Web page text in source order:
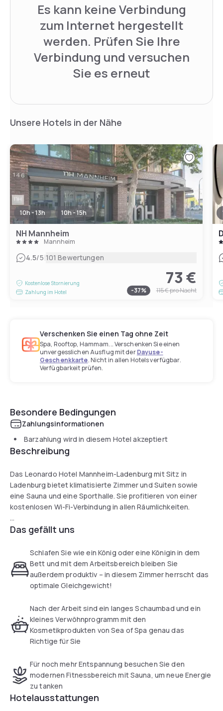
Es kann keine Verbindung
zum Internet hergestellt
werden. Prüfen Sie Ihre
Verbindung und versuchen
Sie es erneut
Unsere Hotels in der Nähe
10h - 13h 10h - 15h
NH Mannheim
Mannheim
4.5/5|101 Bewertungen
Kostenlose Stornierung
Zahlung im Hotel
73 €
-37% 115 €pro Nacht
Verschenken Sie einen Tag ohne Zeit
Spa, Rooftop, Hammam... Verschenken Sie einen
unvergesslichen Ausflug mit derDayuse-
Geschenkkarte. Nicht in allen Hotels verfügbar.
Verfügbarkeit prüfen.
Besondere Bedingungen
Zahlungsinformationen
Barzahlung wird in diesem Hotel akzeptiert
Beschreibung
Das Leonardo Hotel Mannheim-Ladenburg mit Sitz in
Ladenburg bietet klimatisierte Zimmer und Suiten sowie
eine Sauna und eine Sporthalle. Sie profitieren von einer
kostenlosen Wi-Fi-Verbindung in allen Räumlichkeiten.
Die Zimmer des Leonardo Hotel Mannheim-Ladenburg sind
ausgestattet, um Ihnen einen erholsamen Schlaf zu
garantieren. Einige von ihnen beinhalten auch eine Lounge.
Das Restaurant Trajan serviert frisch zubereitete regionale
Hotels können Sie sich auch bei einem Drink entspannen.
Das gefällt uns
Schlafen Sie wie ein König oder eine Königin in dem
Bett und mit dem Arbeitsbereich bleiben Sie
außerdem produktiv – in diesem Zimmer herrscht das
optimale Gleichgewicht!
Nach der Arbeit sind ein langes Schaumbad und ein
kleines Verwöhnprogramm mit den
Kosmetikprodukten von Sea of Spa genau das
Richtige für Sie
Für noch mehr Entspannung besuchen Sie den
modernen Fitnessbereich mit Sauna, um neue Energie
zu tanken
Hotelausstattungen